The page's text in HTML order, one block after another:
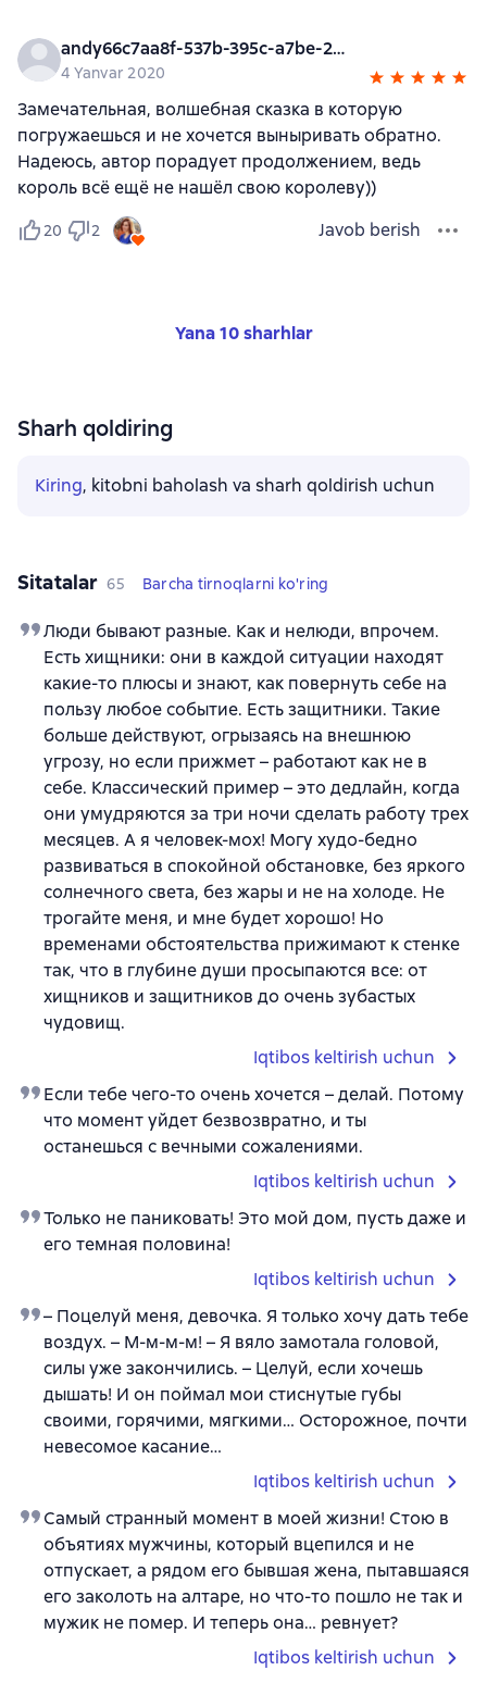
andy66c7aa8f-537b-395c-a7be-2c1e2a758b5b
4 Yanvar 2020
Замечательная, волшебная сказка в которую
погружаешься и не хочется выныривать обратно.
Надеюсь, автор порадует продолжением, ведь
король всё ещё не нашёл свою королеву))
20 2 Javob berish
Yana 10 sharhlar
Sharh qoldiring
Kiring, kitobni baholash va sharh qoldirish uchun
Sitatalar 65 Barcha tirnoqlarni ko'ring
Люди бывают разные. Как и нелюди, впрочем.
Есть хищники: они в каждой ситуации находят
какие-то плюсы и знают, как повернуть себе на
пользу любое событие. Есть защитники. Такие
больше действуют, огрызаясь на внешнюю
угрозу, но если прижмет – работают как не в
себе. Классический пример – это дедлайн, когда
они умудряются за три ночи сделать работу трех
месяцев. А я человек-мох! Могу худо-бедно
развиваться в спокойной обстановке, без яркого
солнечного света, без жары и не на холоде. Не
трогайте меня, и мне будет хорошо! Но
временами обстоятельства прижимают к стенке
так, что в глубине души просыпаются все: от
хищников и защитников до очень зубастых
чудовищ.
Iqtibos keltirish uchun
Если тебе чего-то очень хочется – делай. Потому
что момент уйдет безвозвратно, и ты
останешься с вечными сожалениями.
Iqtibos keltirish uchun
Только не паниковать! Это мой дом, пусть даже и
его темная половина!
Iqtibos keltirish uchun
– Поцелуй меня, девочка. Я только хочу дать тебе
воздух. – М-м-м-м! – Я вяло замотала головой,
силы уже закончились. – Целуй, если хочешь
дышать! И он поймал мои стиснутые губы
своими, горячими, мягкими… Осторожное, почти
невесомое касание…
Iqtibos keltirish uchun
Самый странный момент в моей жизни! Стою в
объятиях мужчины, который вцепился и не
отпускает, а рядом его бывшая жена, пытавшаяся
его заколоть на алтаре, но что-то пошло не так и
мужик не помер. И теперь она… ревнует?
Iqtibos keltirish uchun